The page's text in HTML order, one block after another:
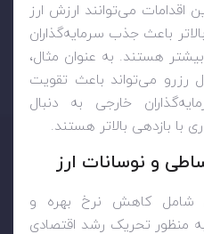
اقدامات می‌توانند ارزش ارز
باعث جذب سرمایه‌گذاران
هستند. به عنوان مثال،
رزرو می‌تواند باعث تقویت
خارجی به دنبال
با بازدهی بالاتر هستند.
و نوسانات ارز
شامل کاهش نرخ بهره و
منظور تحریک رشد اقتصادی